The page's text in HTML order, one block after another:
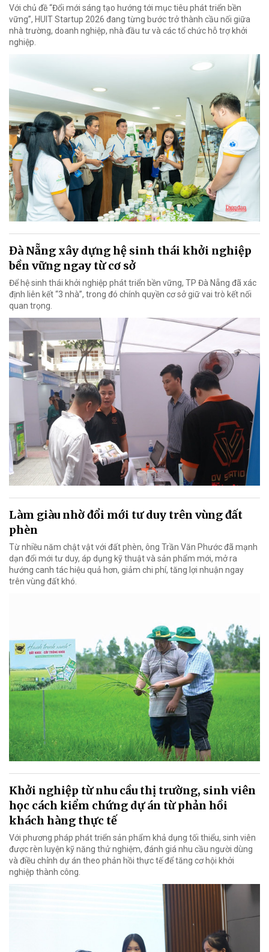
Với chủ đề “Đổi mới sáng tạo hướng tới mục tiêu phát triển bền
vững”, HUIT Startup 2026 đang từng bước trở thành cầu nối giữa
nhà trường, doanh nghiệp, nhà đầu tư và các tổ chức hỗ trợ khởi
nghiệp.
Đà Nẵng xây dựng hệ sinh thái khởi nghiệp
bền vững ngay từ cơ sở
Để hệ sinh thái khởi nghiệp phát triển bền vững, TP Đà Nẵng đã xác
định liên kết “3 nhà”, trong đó chính quyền cơ sở giữ vai trò kết nối
quan trọng.
Làm giàu nhờ đổi mới tư duy trên vùng đất
phèn
Từ nhiều năm chật vật với đất phèn, ông Trần Văn Phước đã mạnh
dạn đổi mới tư duy, áp dụng kỹ thuật và sản phẩm mới, mở ra
hướng canh tác hiệu quả hơn, giảm chi phí, tăng lợi nhuận ngay
trên vùng đất khó.
Khởi nghiệp từ nhu cầu thị trường, sinh viên
học cách kiểm chứng dự án từ phản hồi
khách hàng thực tế
Với phương pháp phát triển sản phẩm khả dụng tối thiểu, sinh viên
được rèn luyện kỹ năng thử nghiệm, đánh giá nhu cầu người dùng
và điều chỉnh dự án theo phản hồi thực tế để tăng cơ hội khởi
nghiệp thành công.